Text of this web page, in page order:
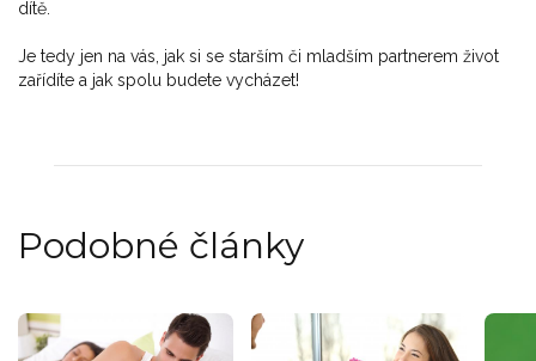
dítě.
Je tedy jen na vás, jak si se starším či mladším partnerem život
zařídíte a jak spolu budete vycházet!
Podobné články